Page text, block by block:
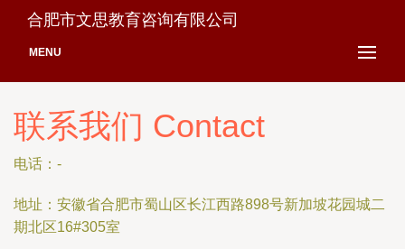
合肥市文思教育咨询有限公司
MENU
联系我们 Contact
电话：-
地址：安徽省合肥市蜀山区长江西路898号新加坡花园城二
期北区16#305室